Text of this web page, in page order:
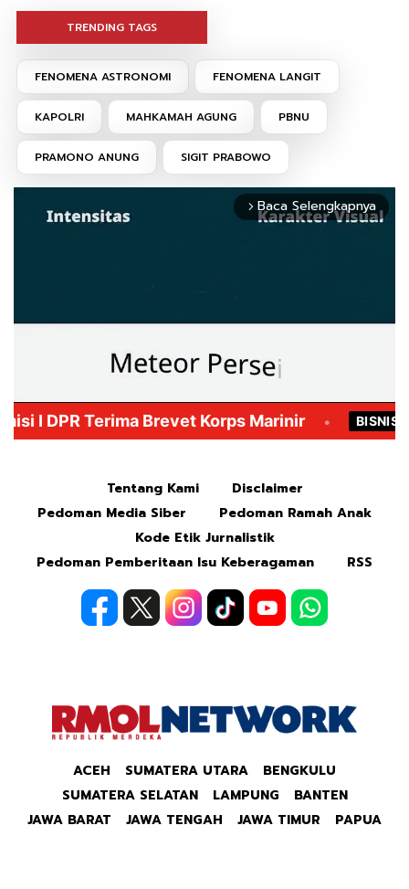
TRENDING TAGS
FENOMENA ASTRONOMI FENOMENA LANGIT
KAPOLRI MAHKAMAH AGUNG PBNU
PRAMONO ANUNG SIGIT PRABOWO
arrow_forward_ios Baca Selengkapnya
Tentang Kami
Disclaimer
Pedoman Media Siber
Pedoman Ramah Anak
Kode Etik Jurnalistik
Pedoman Pemberitaan Isu Keberagaman
RSS
ACEH SUMATERA UTARA
BENGKULU
SUMATERA SELATAN
LAMPUNG
BANTEN
JAWA BARAT
JAWA TENGAH JAWA TIMUR PAPUA